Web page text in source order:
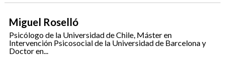
Síguenos:
Miguel Roselló
Psicólogo de la Universidad de Chile, Máster en
Intervención Psicosocial de la Universidad de Barcelona y
Doctor en...